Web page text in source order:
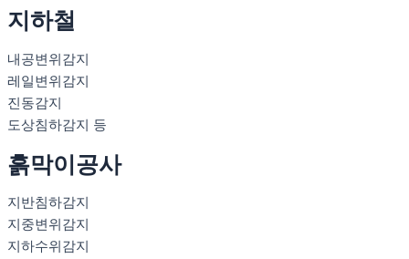
지하철
내공변위감지
레일변위감지
진동감지
도상침하감지 등
흙막이공사
지반침하감지
지중변위감지
지하수위감지